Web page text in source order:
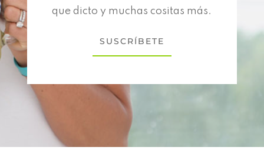
que dicto y muchas cositas más.
SUSCRÍBETE